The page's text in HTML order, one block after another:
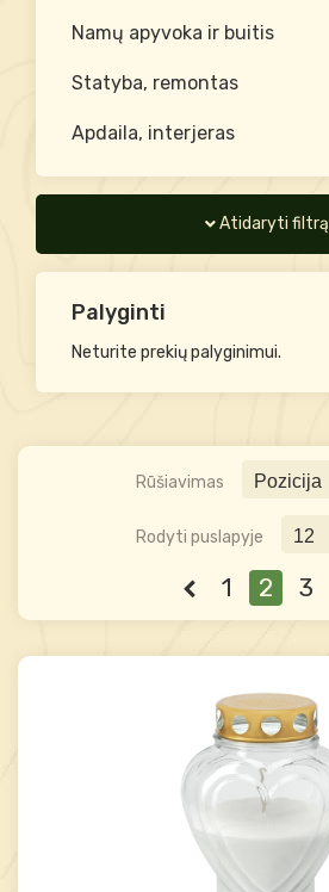
Namų apyvoka ir buitis
Statyba, remontas
Apdaila, interjeras
Atidaryti filtrą
Palyginti
Neturite prekių palyginimui.
Rūšiavimas
Rodyti puslapyje
1 2 3